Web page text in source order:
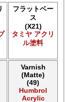
フラットベー
ス
(X21)
タミヤ アクリ
ル塗料
Varnish
(Matte)
(49)
Humbrol
Acrylic